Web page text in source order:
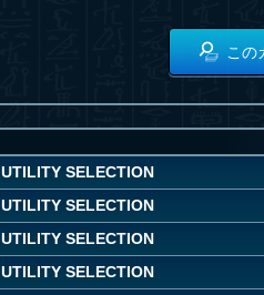
この
UTILITY SELECTION
UTILITY SELECTION
UTILITY SELECTION
UTILITY SELECTION